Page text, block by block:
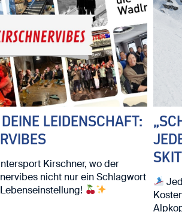
LEIDENSCHAFT:
Kirschner, wo der
nicht nur ein Schlagwort